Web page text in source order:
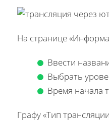
На странице
Ввести
Выбрать
Время начала
Графу «Тип